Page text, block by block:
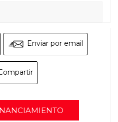
Enviar por email